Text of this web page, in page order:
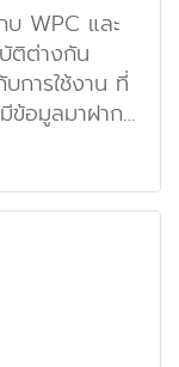
บ WPC และ
ติต่างกัน
การใช้งาน ที่
ข้อมูลมาฝาก